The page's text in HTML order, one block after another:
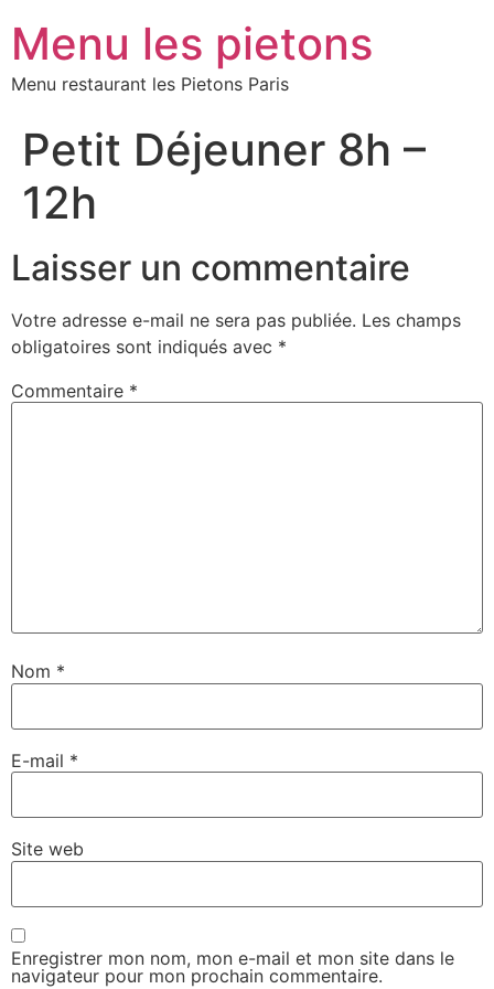
Menu les pietons
Menu restaurant les Pietons Paris
Petit Déjeuner 8h –
12h
Laisser un commentaire
Votre adresse e-mail ne sera pas publiée. Les champs
obligatoires sont indiqués avec *
Commentaire *
Nom *
E-mail *
Site web
Enregistrer mon nom, mon e-mail et mon site dans le
navigateur pour mon prochain commentaire.